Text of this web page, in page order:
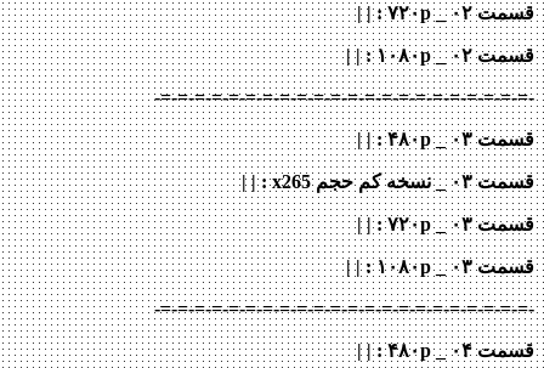
قسمت ۰۲ _ ۷۲۰p : | |
قسمت ۰۲ _ ۱۰۸۰p
: | |
-=-=-=-=-=-=-=-=-=-=-=-=-=-=-=-=-=-=-=-=-=-=-
قسمت ۰۳ _ ۴۸۰p : | |
قسمت ۰۳ _ نسخه کم حجم x265 : | |
قسمت ۰۳ _ ۷۲۰p : | |
قسمت ۰۳ _ ۱۰۸۰p
: | |
-=-=-=-=-=-=-=-=-=-=-=-=-=-=-=-=-=-=-=-=-=-=-
قسمت ۰۴ _ ۴۸۰p : | |